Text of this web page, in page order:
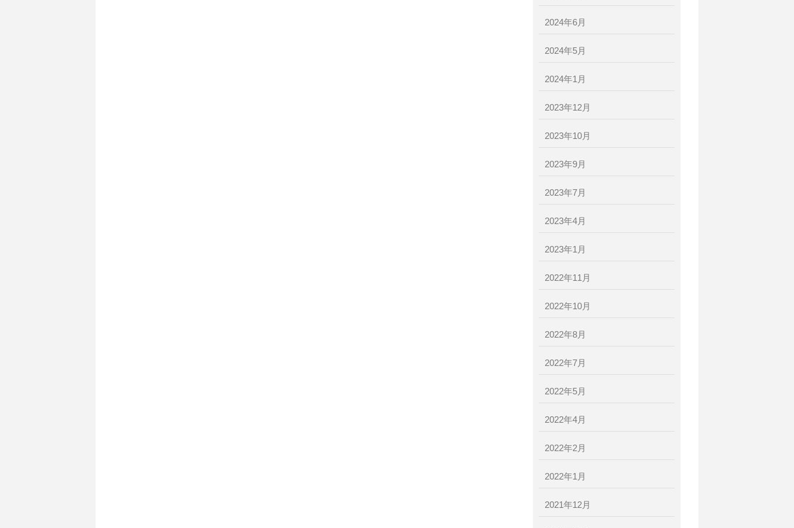
2024年6月
2024年5月
2024年1月
2023年12月
2023年10月
2023年9月
2023年7月
2023年4月
2023年1月
2022年11月
2022年10月
2022年8月
2022年7月
2022年5月
2022年4月
2022年2月
2022年1月
2021年12月